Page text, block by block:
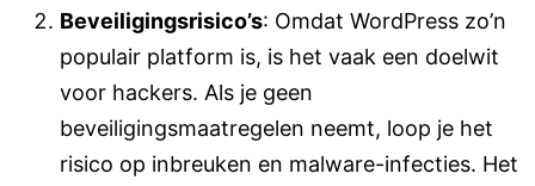
Beveiligingsrisico’s: Omdat WordPress zo’n
populair platform is, is het vaak een doelwit
voor hackers. Als je geen
beveiligingsmaatregelen neemt, loop je het
risico op inbreuken en malware-infecties. Het